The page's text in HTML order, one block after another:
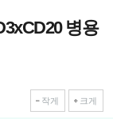
병용
작게 크게